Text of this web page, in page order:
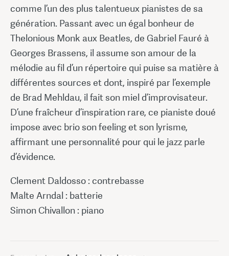
comme l’un des plus talentueux pianistes de sa
génération. Passant avec un égal bonheur de
Thelonious Monk aux Beatles, de Gabriel Fauré à
Georges Brassens, il assume son amour de la
mélodie au fil d’un répertoire qui puise sa matière à
différentes sources et dont, inspiré par l’exemple
de Brad Mehldau, il fait son miel d’improvisateur.
D’une fraîcheur d’inspiration rare, ce pianiste doué
impose avec brio son feeling et son lyrisme,
affirmant une personnalité pour qui le jazz parle
d’évidence.
Clement Daldosso : contrebasse
Malte Arndal : batterie
Simon Chivallon : piano